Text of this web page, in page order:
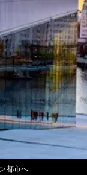
都市へ